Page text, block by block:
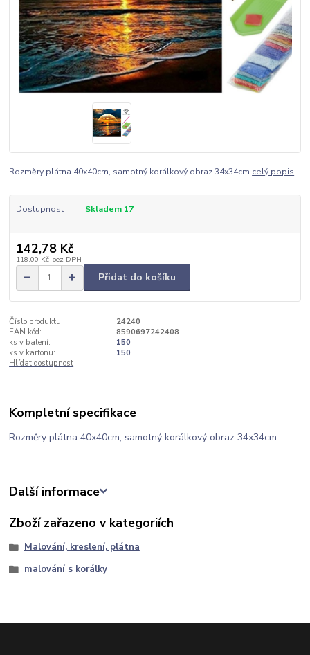
Rozměry plátna 40x40cm, samotný korálkový obraz 34x34cm celý popis
Dostupnost Skladem 17
142,78 Kč
118,00 Kč bez DPH
Přidat do košíku
Číslo produktu:
24240
EAN kód:
8590697242408
ks v balení:
150
ks v kartonu:
150
Hlídat dostupnost
Kompletní specifikace
Rozměry plátna 40x40cm, samotný korálkový obraz 34x34cm
Další informace
Zboží zařazeno v kategoriích
Malování, kreslení, plátna
malování s korálky